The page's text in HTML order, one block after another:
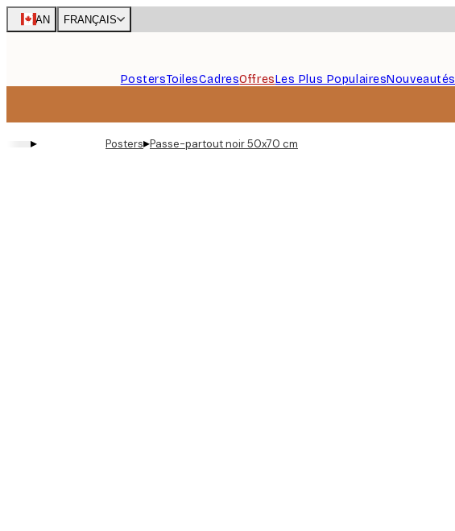
Skip
to
CAN FRANÇAIS
PostersToilesCadresOffresLes Plus PopulairesNouveautés
▸ Posters▸Passe-partout noir 50x70 cm